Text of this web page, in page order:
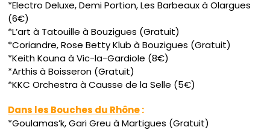
*Electro Deluxe, Demi Portion, Les Barbeaux à Olargues
(6€)
*L’art à Tatouille à Bouzigues (Gratuit)
*Coriandre, Rose Betty Klub à Bouzigues (Gratuit)
*Keith Kouna à Vic-la-Gardiole (8€)
*Arthis à Boisseron (Gratuit)
*KKC Orchestra à Causse de la Selle (5€)
Dans les Bouches du Rhône:
*Goulamas’k, Gari Greu à Martigues (Gratuit)